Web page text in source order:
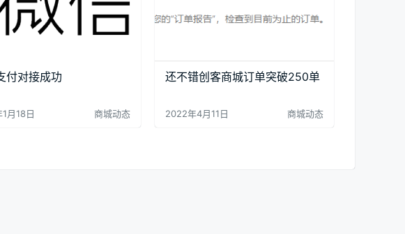
付对接成功
月18日 商城动态
还不错创客商城订单突破250单
2022年4月11日 商城动态